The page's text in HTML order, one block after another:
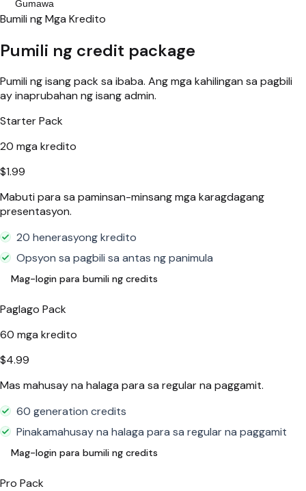
Gumawa
Bumili ng Mga Kredito
Pumili ng credit package
Pumili ng isang pack sa ibaba. Ang mga kahilingan sa pagbili
ay inaprubahan ng isang admin.
Starter Pack
20 mga kredito
$1.99
Mabuti para sa paminsan-minsang mga karagdagang
presentasyon.
20 henerasyong kredito
Opsyon sa pagbili sa antas ng panimula
Mag-login para bumili ng credits
Paglago Pack
60 mga kredito
$4.99
Mas mahusay na halaga para sa regular na paggamit.
60 generation credits
Pinakamahusay na halaga para sa regular na paggamit
Mag-login para bumili ng credits
Pro Pack